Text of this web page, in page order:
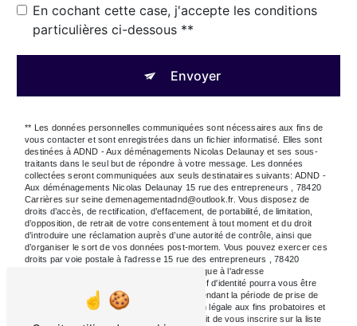
En cochant cette case, j'accepte les conditions
particulières ci-dessous **
Envoyer
** Les données personnelles communiquées sont nécessaires aux fins de
vous contacter et sont enregistrées dans un fichier informatisé. Elles sont
destinées à ADND - Aux déménagements Nicolas Delaunay et ses sous-
traitants dans le seul but de répondre à votre message. Les données
collectées seront communiquées aux seuls destinataires suivants: ADND -
Aux déménagements Nicolas Delaunay 15 rue des entrepreneurs , 78420
Carrières sur seine demenagementadnd@outlook.fr. Vous disposez de
droits d’accès, de rectification, d’effacement, de portabilité, de limitation,
d’opposition, de retrait de votre consentement à tout moment et du droit
d’introduire une réclamation auprès d’une autorité de contrôle, ainsi que
d’organiser le sort de vos données post-mortem. Vous pouvez exercer ces
droits par voie postale à l'adresse 15 rue des entrepreneurs , 78420
Carrières sur seine ou par courrier électronique à l'adresse
demenagementadnd@outlook.fr. Un justificatif d'identité pourra vous être
demandé. Nous conservons vos données pendant la période de prise de
contact puis pendant la durée de prescription légale aux fins probatoires et
de gestion des contentieux. Vous avez le droit de vous inscrire sur la liste